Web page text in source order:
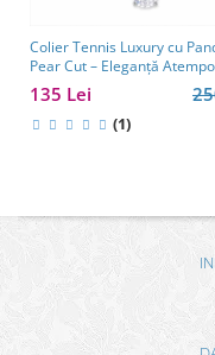
Colier Tennis Luxury cu
Pear Cut – Eleganță
135 Lei
(1)